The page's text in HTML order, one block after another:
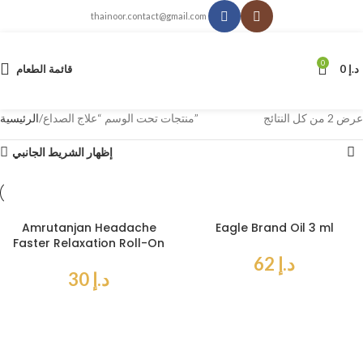
thainoor.contact@gmail.com
قائمة الطعام 0 د.إ
الرئيسية منتجات تحت الوسم “علاج الصداع” عرض ⁦2⁩ من كل النتائج
إظهار الشريط الجانبي
Amrutanjan Headache
Faster Relaxation Roll-On
د.إ
Eagle Brand Oil 3 ml
د.إ